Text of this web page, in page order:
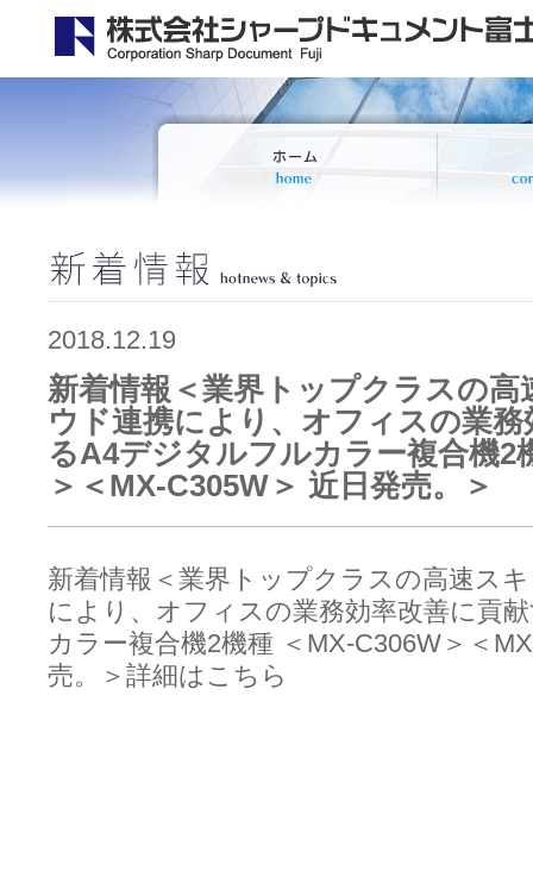
2018.12.19
新着情報＜業界トップクラスの
ウド連携により、オフィスの業
るA4デジタルフルカラー複合機2
＞＜MX-C305W＞ 近日発売。＞
新着情報＜業界トップクラスの高速ス
により、オフィスの業務効率改善に貢
カラー複合機2機種 ＜MX-C306W＞＜
売。＞ 詳細はこちら